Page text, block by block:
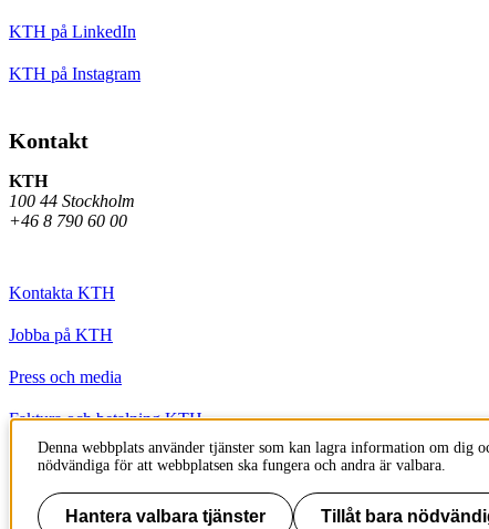
KTH på LinkedIn
KTH på Instagram
Kontakt
KTH
100 44 Stockholm
+46 8 790 60 00
Kontakta KTH
Jobba på KTH
Press och media
Faktura och betalning KTH
Om KTH:s webbplatser
Tillgänglighetsredogörelse
Denna webbplats använder tjänster som kan lagra information om dig
nödvändiga för att webbplatsen ska fungera och andra är valbara.
Hantera valbara tjänster Tillåt bara